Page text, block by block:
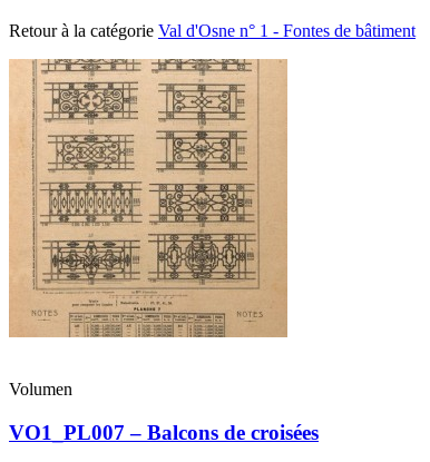
Retour à la catégorie Val d'Osne n° 1 - Fontes de bâtiment
Volumen
VO1_PL007 – Balcons de croisées